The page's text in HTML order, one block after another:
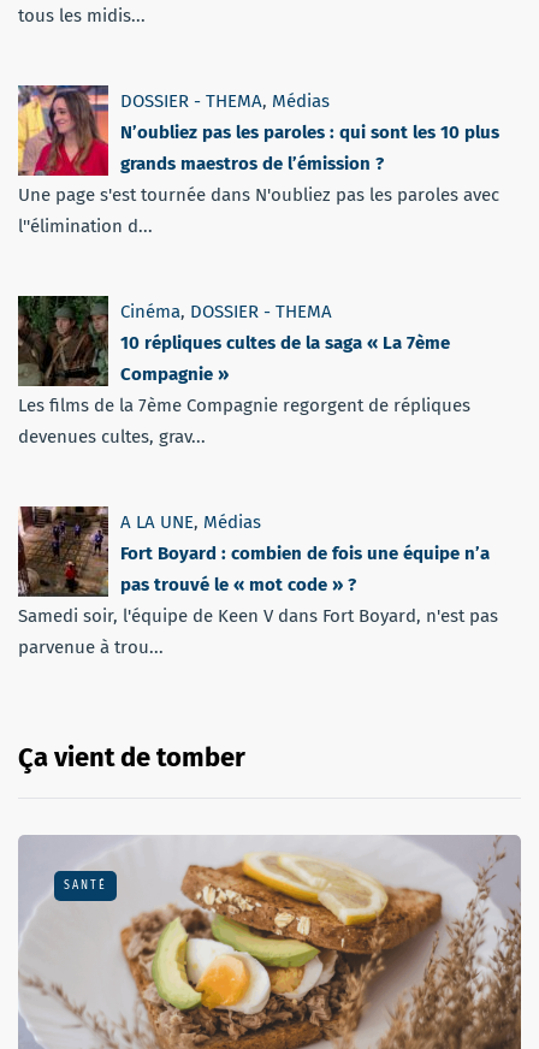
tous les midis...
DOSSIER - THEMA, Médias
N’oubliez pas les paroles : qui sont les 10 plus
grands maestros de l’émission ?
Une page s'est tournée dans N'oubliez pas les paroles avec
l''élimination d...
Cinéma, DOSSIER - THEMA
10 répliques cultes de la saga « La 7ème
Compagnie »
Les films de la 7ème Compagnie regorgent de répliques
devenues cultes, grav...
A LA UNE, Médias
Fort Boyard : combien de fois une équipe n’a
pas trouvé le « mot code » ?
Samedi soir, l'équipe de Keen V dans Fort Boyard, n'est pas
parvenue à trou...
Ça vient de tomber
SANTÉ